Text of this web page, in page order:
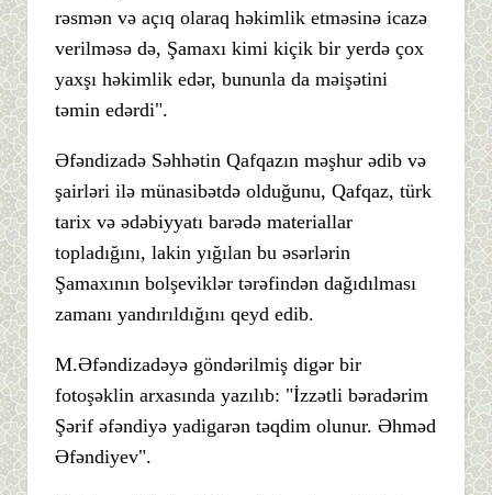
rəsmən və açıq olaraq həkimlik etməsinə icazə
verilməsə də, Şamaxı kimi kiçik bir yerdə çox
yaxşı həkimlik edər, bununla da məişətini
təmin edərdi".
Əfəndizadə Səhhətin Qafqazın məşhur ədib və
şairləri ilə münasibətdə olduğunu, Qafqaz, türk
tarix və ədəbiyyatı barədə materiallar
topladığını, lakin yığılan bu əsərlərin
Şamaxının bolşeviklər tərəfindən dağıdılması
zamanı yandırıldığını qeyd edib.
M.Əfəndizadəyə göndərilmiş digər bir
fotoşəklin arxasında yazılıb: "İzzətli bəradərim
Şərif əfəndiyə yadigarən təqdim olunur. Əhməd
Əfəndiyev".